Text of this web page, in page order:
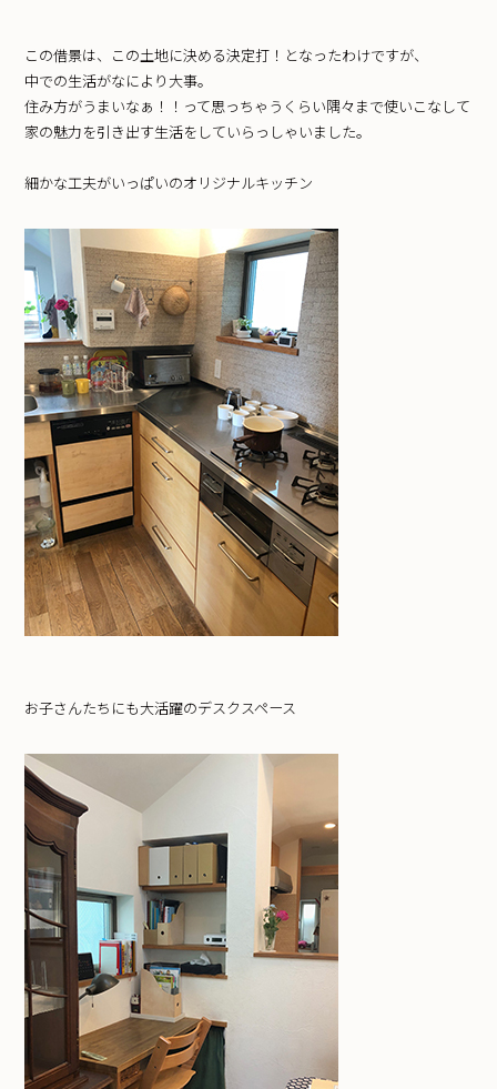
この借景は、この土地に決める決定打！となったわけですが、
中での生活がなにより大事。
住み方がうまいなぁ！！って思っちゃうくらい隅々まで使いこなして
家の魅力を引き出す生活をしていらっしゃいました。
細かな工夫がいっぱいのオリジナルキッチン
お子さんたちにも大活躍のデスクスペース